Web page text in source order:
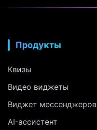
Продукты
Квизы
Видео виджеты
Виджет мессенджеров
AI-ассистент